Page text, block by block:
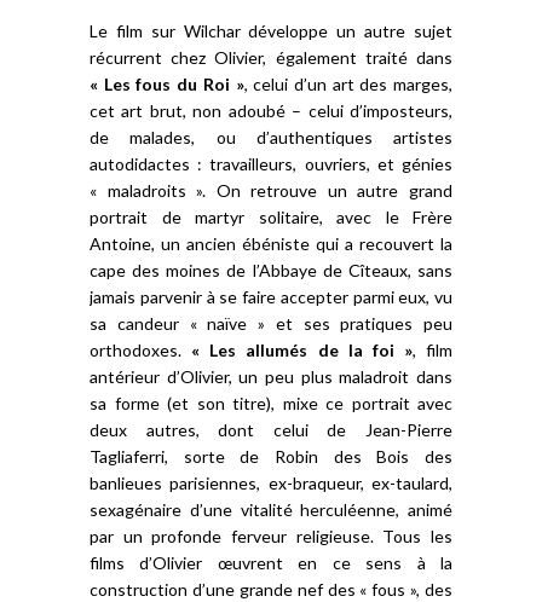
Le film sur Wilchar développe un autre sujet
récurrent chez Olivier, également traité dans
« Les fous du Roi », celui d’un art des marges,
cet art brut, non adoubé – celui d’imposteurs,
de malades, ou d’authentiques artistes
autodidactes : travailleurs, ouvriers, et génies
« maladroits ». On retrouve un autre grand
portrait de martyr solitaire, avec le Frère
Antoine, un ancien ébéniste qui a recouvert la
cape des moines de l’Abbaye de Cîteaux, sans
jamais parvenir à se faire accepter parmi eux, vu
sa candeur « naïve » et ses pratiques peu
orthodoxes. « Les allumés de la foi », film
antérieur d’Olivier, un peu plus maladroit dans
sa forme (et son titre), mixe ce portrait avec
deux autres, dont celui de Jean-Pierre
Tagliaferri, sorte de Robin des Bois des
banlieues parisiennes, ex-braqueur, ex-taulard,
sexagénaire d’une vitalité herculéenne, animé
par un profonde ferveur religieuse. Tous les
films d’Olivier œuvrent en ce sens à la
construction d’une grande nef des « fous », des